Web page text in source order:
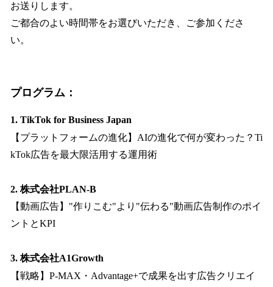
お送りします。
ご都合のよい時間帯をお選びいただき、ご参加くださ
い。
プログラム：
1. TikTok for Business Japan
【プラットフォームの進化】AIの進化で何が変わった？Ti
kTok広告を最大限活用する運用術
2. 株式会社PLAN-B
【動画広告】"作りこむ"より"伝わる"動画広告制作のポイ
ントとKPI
3. 株式会社A1Growth
【戦略】P-MAX・Advantage+で成果を出す広告クリエイ